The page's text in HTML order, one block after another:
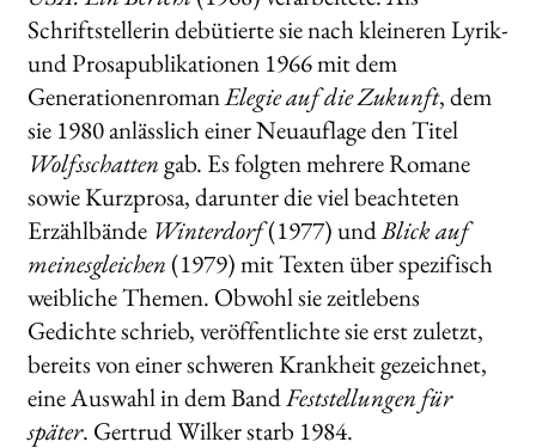
Search:
Schriftstellerin debütierte sie nach kleineren Lyrik-
und Prosapublikationen 1966 mit dem
GenerationenromanElegie auf die Zukunft, dem
sie 1980 anlässlich einer Neuauflage den Titel
Wolfsschattengab. Es folgten mehrere Romane
sowie Kurzprosa, darunter die viel beachteten
Erzählbände Winterdorf(1977) undBlick auf
meinesgleichen(1979) mit Texten über spezifisch
weibliche Themen. Obwohl sie zeitlebens
Gedichte schrieb, veröffentlichte sie erst zuletzt,
bereits von einer schweren Krankheit gezeichnet,
eine Auswahl in dem BandFeststellungen für
später. Gertrud Wilker starb 1984.